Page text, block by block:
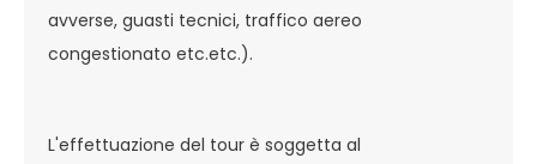
avverse, guasti tecnici, traffico aereo
congestionato etc.etc.).
L'effettuazione del tour è soggetta al